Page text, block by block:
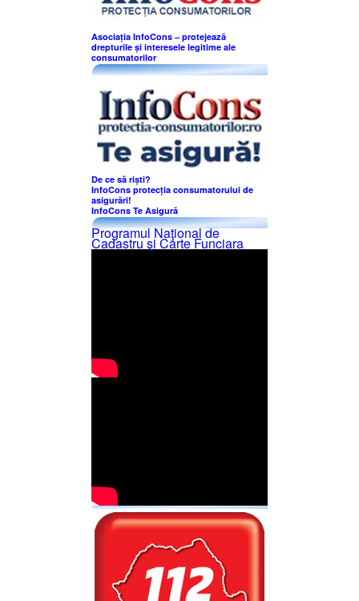
Asociația InfoCons – protejează
drepturile și interesele legitime ale
consumatorilor
De ce să riști?
InfoCons protecția consumatorului de
asigurări!
InfoCons Te Asigură
Programul Naţional de
Cadastru şi Carte Funciara